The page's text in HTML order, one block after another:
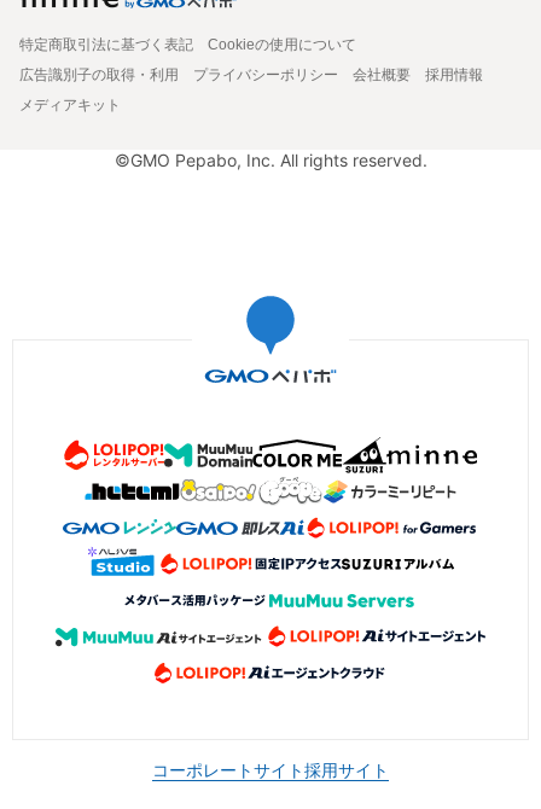
特定商取引法に基づく表記
Cookieの使用について
広告識別子の取得・利用
プライバシーポリシー 会社概要
採用情報
メディアキット
©GMO Pepabo, Inc. All rights reserved.
コーポレートサイト採用サイト